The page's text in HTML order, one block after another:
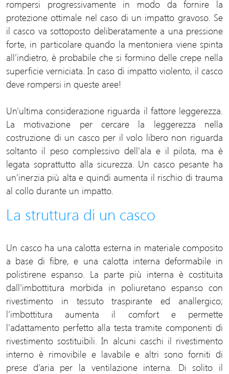
rompersi progressivamente in modo da fornire la
protezione ottimale nel caso di un impatto gravoso. Se
il casco va sottoposto deliberatamente a una pressione
forte, in particolare quando la mentoniera viene spinta
all'indietro, è probabile che si formino delle crepe nella
superficie verniciata. In caso di impatto violento, il casco
deve rompersi in queste aree!
Un'ultima considerazione riguarda il fattore leggerezza.
La motivazione per cercare la leggerezza nella
costruzione di un casco per il volo libero non riguarda
soltanto il peso complessivo dell'ala e il pilota, ma è
legata soprattutto alla sicurezza. Un casco pesante ha
un’inerzia più alta e quindi aumenta il rischio di trauma
al collo durante un impatto.
La struttura di un casco
Un casco ha una calotta esterna in materiale composito
a base di fibre, e una calotta interna deformabile in
polistirene espanso. La parte più interna è costituita
dall'imbottitura morbida in poliuretano espanso con
rivestimento in tessuto traspirante ed anallergico;
l’imbottitura aumenta il comfort e permette
l'adattamento perfetto alla testa tramite componenti di
rivestimento sostituibili. In alcuni caschi il rivestimento
interno è rimovibile e lavabile e altri sono forniti di
prese d’aria per la ventilazione interna. Di solito il